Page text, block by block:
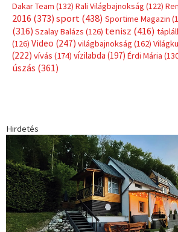
Dakar Team (132) Rali Világbajnokság (122)
2016 (373) sport(438) Sportime Magazin
(316) Szalay Balázs (126) tenisz (416)
(126) Video (247) világbajnokság (162)
(222) vívás (174) vízilabda (197) Érdi Mária
úszás (361)
Hirdetés